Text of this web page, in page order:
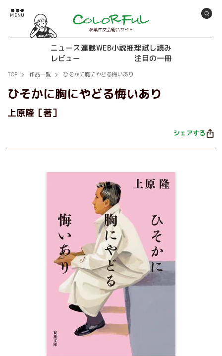
双葉社文芸総合サイト
ニュース連載WEB小説推理試し読み
レビュー
注目の一冊
TOP 作品一覧 ひそかに胸にやどる悔いあり
ひそかに胸にやどる悔いあり
上原隆［著］
シェアする